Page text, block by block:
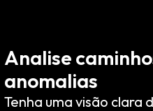
Analise
anomalias
Tenha uma visão clara